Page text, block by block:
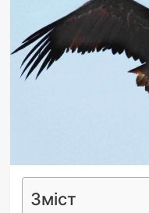
Зміст